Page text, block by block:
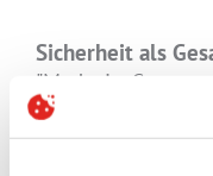
Sicherheit als
"Made in
ein